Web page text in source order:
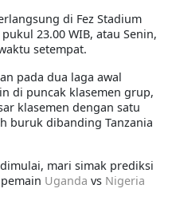
di Fez Stadium
23.00 WIB, atau Senin,
setempat.
pada dua laga awal
di puncak klasemen grup,
klasemen dengan satu
buruk dibanding Tanzania
mari simak prediksi
Uganda vs Nigeria